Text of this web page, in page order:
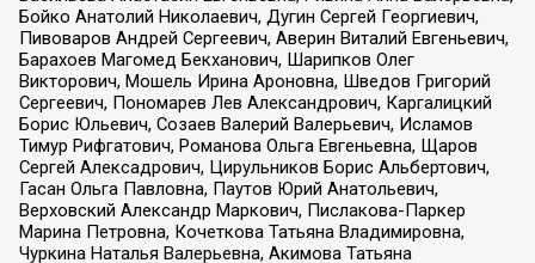
Бойко Анатолий Николаевич, Дугин Сергей Георгиевич,
Пивоваров Андрей Сергеевич, Аверин Виталий Евгеньевич,
Барахоев Магомед Бекханович, Шарипков Олег
Викторович, Мошель Ирина Ароновна, Шведов Григорий
Сергеевич, Пономарев Лев Александрович, Каргалицкий
Борис Юльевич, Созаев Валерий Валерьевич, Исламов
Тимур Рифгатович, Романова Ольга Евгеньевна, Щаров
Сергей Алексадрович, Цирульников Борис Альбертович,
Гасан Ольга Павловна, Паутов Юрий Анатольевич,
Верховский Александр Маркович, Пислакова-Паркер
Марина Петровна, Кочеткова Татьяна Владимировна,
Чуркина Наталья Валерьевна, Акимова Татьяна